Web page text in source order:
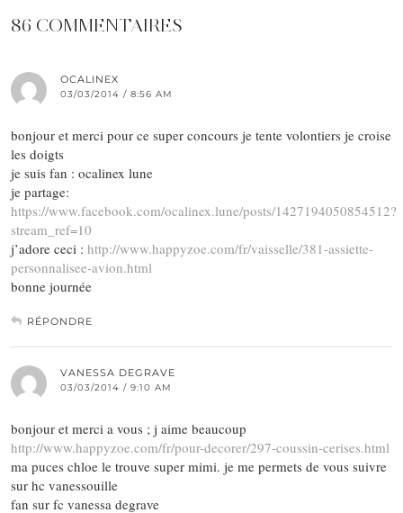
86 COMMENTAIRES
OCALINEX
03/03/2014 / 8:56 AM
bonjour et merci pour ce super concours je tente volontiers je croise
les doigts
je suis fan : ocalinex lune
je partage:
https://www.facebook.com/ocalinex.lune/posts/1427194050854512?
stream_ref=10
j’adore ceci : http://www.happyzoe.com/fr/vaisselle/381-assiette-
personnalisee-avion.html
bonne journée
RÉPONDRE
VANESSA DEGRAVE
03/03/2014 / 9:10 AM
bonjour et merci a vous ; j aime beaucoup
http://www.happyzoe.com/fr/pour-decorer/297-coussin-cerises.html
ma puces chloe le trouve super mimi. je me permets de vous suivre
sur hc vanessouille
fan sur fc vanessa degrave